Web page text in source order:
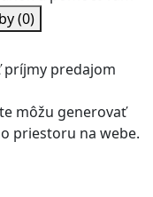
(0)
príjmy predajom
môžu generovať
priestoru na webe.